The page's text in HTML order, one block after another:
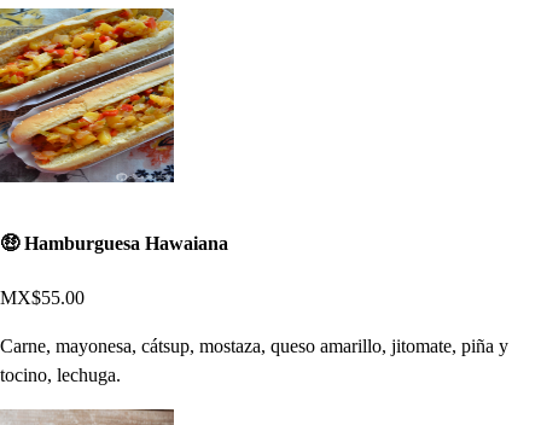
🤑 Hamburguesa Hawaiana
MX$55.00
Carne, mayonesa, cátsup, mostaza, queso amarillo, jitomate, piña y
tocino, lechuga.